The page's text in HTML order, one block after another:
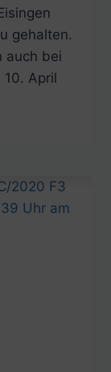
gehalten.
auch bei
April